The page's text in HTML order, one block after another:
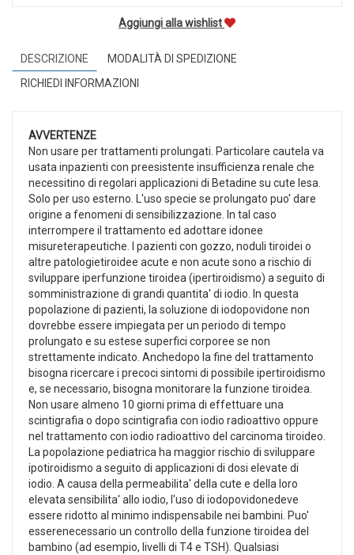
Aggiungi alla wishlist
DESCRIZIONE
MODALITÀ DI SPEDIZIONE
RICHIEDI INFORMAZIONI
AVVERTENZE
Non usare per trattamenti prolungati. Particolare cautela va
usata inpazienti con preesistente insufficienza renale che
necessitino di regolari applicazioni di Betadine su cute lesa.
Solo per uso esterno. L'uso specie se prolungato puo' dare
origine a fenomeni di sensibilizzazione. In tal caso
interrompere il trattamento ed adottare idonee
misureterapeutiche. I pazienti con gozzo, noduli tiroidei o
altre patologietiroidee acute e non acute sono a rischio di
sviluppare iperfunzione tiroidea (ipertiroidismo) a seguito di
somministrazione di grandi quantita' di iodio. In questa
popolazione di pazienti, la soluzione di iodopovidone non
dovrebbe essere impiegata per un periodo di tempo
prolungato e su estese superfici corporee se non
strettamente indicato. Anchedopo la fine del trattamento
bisogna ricercare i precoci sintomi di possibile ipertiroidismo
e, se necessario, bisogna monitorare la funzione tiroidea.
Non usare almeno 10 giorni prima di effettuare una
scintigrafia o dopo scintigrafia con iodio radioattivo oppure
nel trattamento con iodio radioattivo del carcinoma tiroideo.
La popolazione pediatrica ha maggior rischio di sviluppare
ipotiroidismo a seguito di applicazioni di dosi elevate di
iodio. A causa della permeabilita' della cute e della loro
elevata sensibilita' allo iodio, l'uso di iodopovidonedeve
essere ridotto al minimo indispensabile nei bambini. Puo'
esserenecessario un controllo della funzione tiroidea del
bambino (ad esempio, livelli di T4 e TSH). Qualsiasi